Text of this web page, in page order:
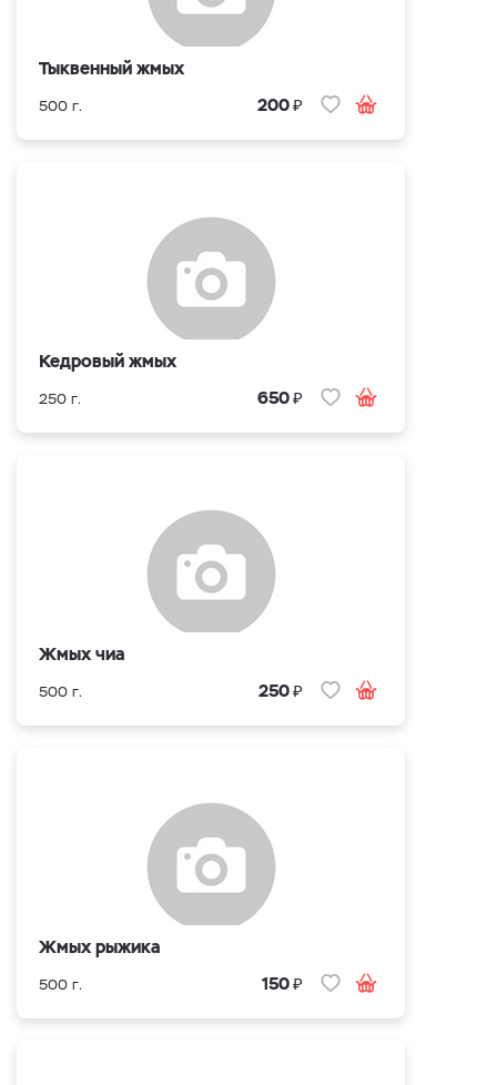
Тыквенный жмых
500 г. 200₽
Кедровый жмых
250 г. 650₽
Жмых чиа
500 г. 250₽
Жмых рыжика
500 г. 150₽